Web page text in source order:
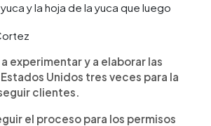
y la hoja de la yuca que luego
experimentar y a elaborar las
Unidos tres veces para la
clientes.
el proceso para los permisos